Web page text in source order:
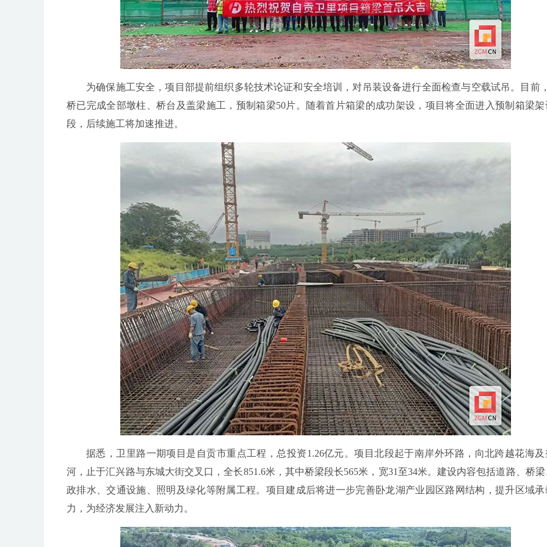
为确保施工安全，项目部提前组织多轮技术论证和安全培训，对吊装设备进行全面检查与空载试吊。目前
桥已完成全部墩柱、桥台及盖梁施工，预制箱梁50片。随着首片箱梁的成功架设，项目将全面进入预制箱梁架
段，后续施工将加速推进。
据悉，卫里路一期项目是自贡市重点工程，总投资1.26亿元。项目北段起于南岸外环路，向北跨越花海及
河，止于汇兴路与东城大街交叉口，全长851.6米，其中桥梁段长565米，宽31至34米。建设内容包括道路、桥
政排水、交通设施、照明及绿化等附属工程。项目建成后将进一步完善卧龙湖产业园区路网结构，提升区域承
力，为经济发展注入新动力。